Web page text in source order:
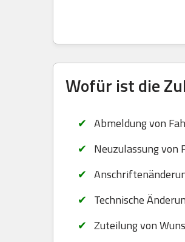
Wofür ist die
Abmeldung von
Neuzulassung von
Technische
Zuteilung von